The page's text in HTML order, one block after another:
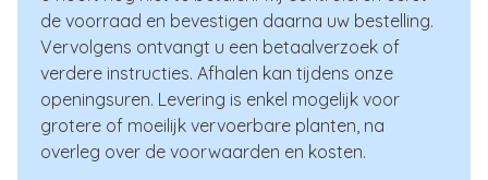
de voorraad en bevestigen daarna uw bestelling.
Vervolgens ontvangt u een betaalverzoek of
verdere instructies. Afhalen kan tijdens onze
openingsuren. Levering is enkel mogelijk voor
grotere of moeilijk vervoerbare planten, na
overleg over de voorwaarden en kosten.